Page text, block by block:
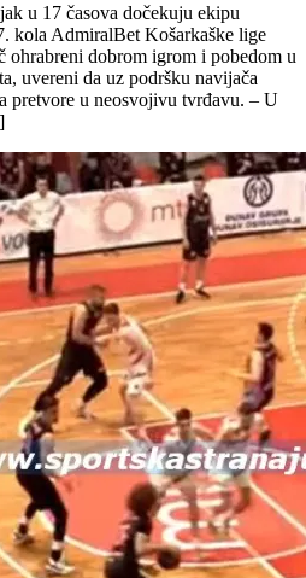
u 17 časova dočekuju ekipu
kola AdmiralBet Košarkaške lige
ohrabreni dobrom igrom i pobedom u
uvereni da uz podršku navijača
pretvore u neosvojivu tvrđavu. – U